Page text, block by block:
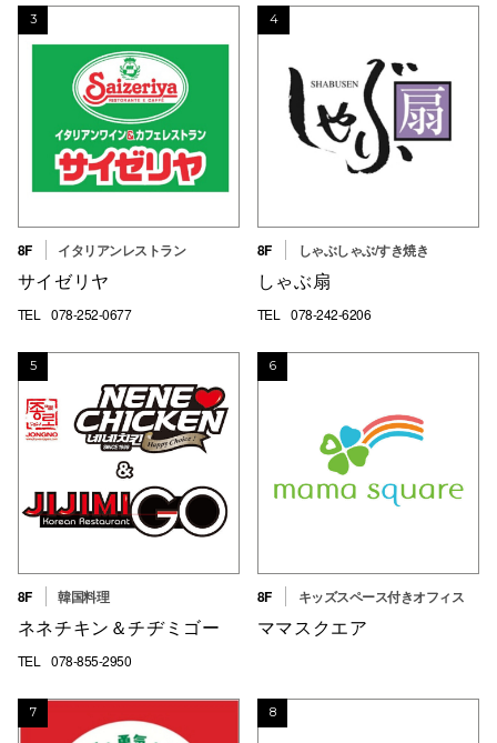
3
8F イタリアンレストラン
サイゼリヤ
TEL 078-252-0677
4
8F しゃぶしゃぶ/すき焼き
しゃぶ扇
TEL 078-242-6206
5
8F 韓国料理
ネネチキン＆チヂミゴー
TEL 078-855-2950
6
8F キッズスペース付きオフィス
ママスクエア
7 8